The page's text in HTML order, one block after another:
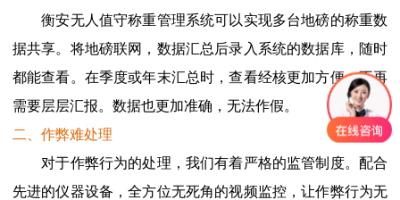
衡安无人值守称重管理系统可以实现多台地磅的称重数
据共享。将地磅联网，数据汇总后录入系统的数据库，随时
都能查看。在季度或年末汇总时，查看经核更加方便。不再
需要层层汇报。数据也更加准确，无法作假。
二、作弊难处理
对于作弊行为的处理，我们有着严格的监管制度。配合
先进的仪器设备，全方位无死角的视频监控，让作弊行为无